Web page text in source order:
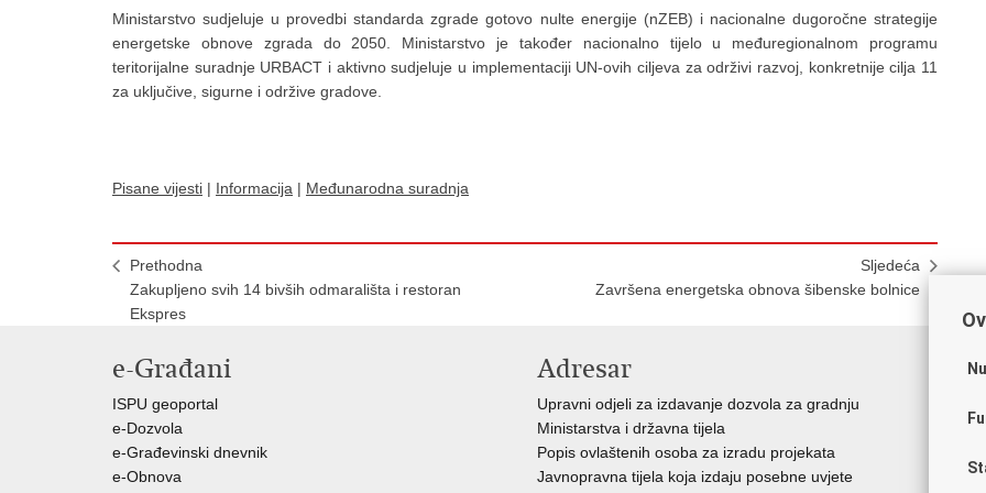
Ministarstvo sudjeluje u provedbi standarda zgrade gotovo nulte energije (nZEB) i nacionalne dugoročne strategije
energetske obnove zgrada do 2050. Ministarstvo je također nacionalno tijelo u međuregionalnom programu
teritorijalne suradnje URBACT i aktivno sudjeluje u implementaciji UN-ovih ciljeva za održivi razvoj, konkretnije cilja 11
za uključive, sigurne i održive gradove.
Pisane vijesti | Informacija | Međunarodna suradnja
Prethodna
Zakupljeno svih 14 bivših odmarališta i restoran
Ekspres
Sljedeća
Završena energetska obnova šibenske bolnice
e-Građani
ISPU geoportal
e-Dozvola
e-Građevinski dnevnik
e-Obnova
Adresar
Upravni odjeli za izdavanje dozvola za gradnju
Ministarstva i državna tijela
Popis ovlaštenih osoba za izradu projekata
Javnopravna tijela koja izdaju posebne uvjete